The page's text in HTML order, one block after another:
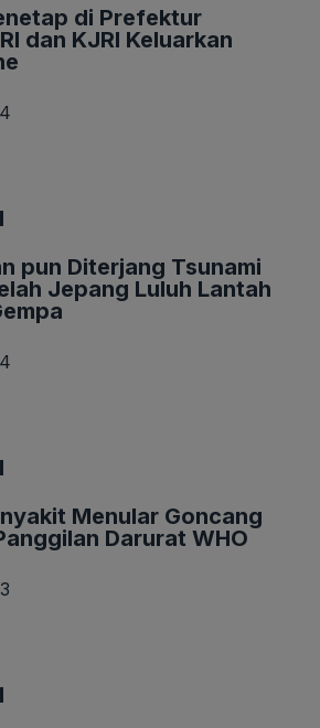
di Prefektur
dan KJRI Keluarkan
pun Diterjang Tsunami
Jepang Luluh Lantah
Menular Goncang
Darurat WHO